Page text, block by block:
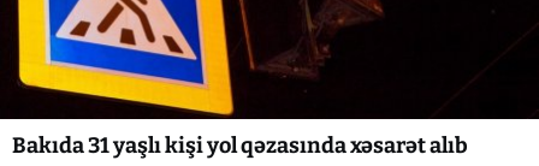
Bakıda 31 yaşlı kişi yol qəzasında xəsarət alıb